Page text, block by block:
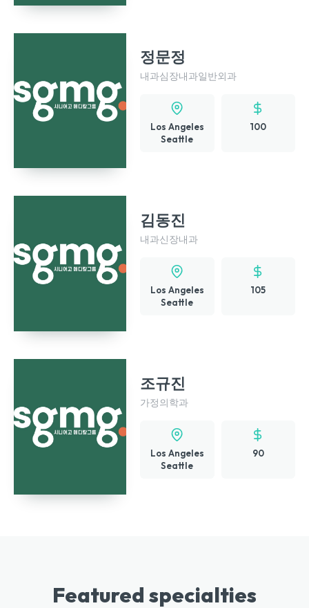
정문정
내과심장내과일반외과
Los Angeles
Seattle
100
김동진
내과신장내과
Los Angeles
Seattle
105
조규진
가정의학과
Los Angeles
Seattle
90
Featured specialties